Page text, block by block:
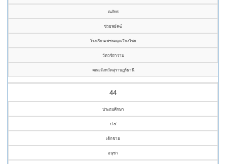
ณภัทร
ช่วยพยัคฆ์
โรงเรียนเพชรผดุงเวียงไชย
วัดวชิราราม
คณะจังหวัดสุราษฎร์ธานี
44
ประถมศึกษา
ป.๔
เด็กชาย
อนุชา